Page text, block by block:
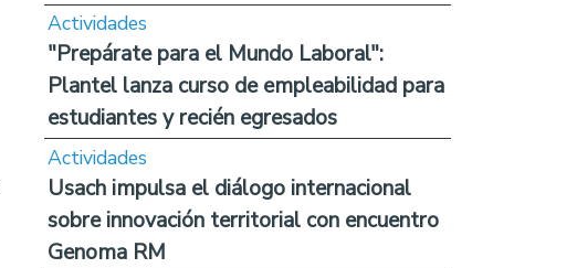
Actividades
"Prepárate para el Mundo Laboral":
Plantel lanza curso de empleabilidad para
estudiantes y recién egresados
Actividades
Usach impulsa el diálogo internacional
sobre innovación territorial con encuentro
Genoma RM